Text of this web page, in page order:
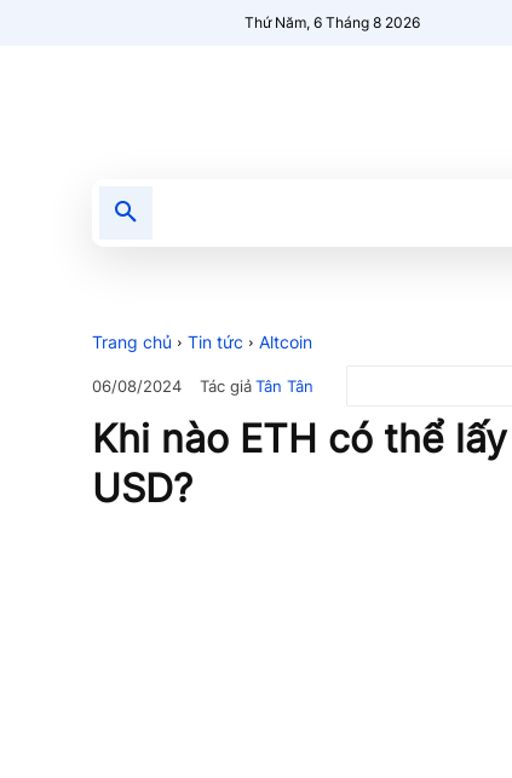
Thứ Năm, 6 Tháng 8 2026
Trang chủ Tin tức Altcoin
06/08/2024 Tác giảTân Tân
Khi nào ETH có thể
USD?